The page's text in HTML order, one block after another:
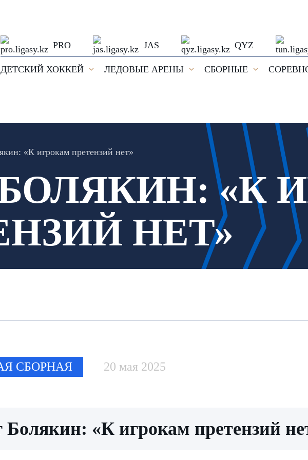
PRO JAS QYZ
ДЕТСКИЙ ХОККЕЙ ЛЕДОВЫЕ АРЕНЫ СБОРНЫЕ
«К игрокам претензий нет»
«К
НЕТ»
СБОРНАЯ 20 мая 2025
Болякин: «К игрокам претензий